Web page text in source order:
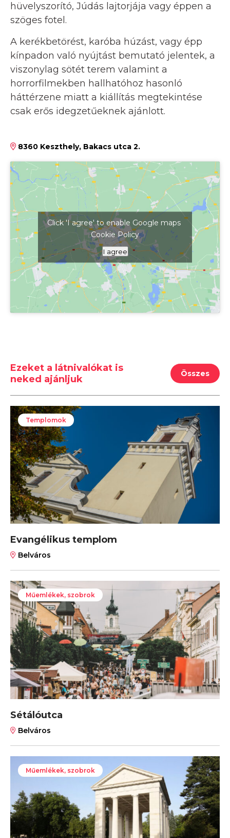
hüvelyszorító, Júdás lajtorjája vagy éppen a
szöges fotel.
A kerékbetörést, karóba húzást, vagy épp
kínpadon való nyújtást bemutató jelentek, a
viszonylag sötét terem valamint a
horrorfilmekben hallhatóhoz hasonló
háttérzene miatt a kiállítás megtekintése
csak erős idegzetűeknek ajánlott.
8360 Keszthely, Bakacs utca 2.
Kattints ide a térkép megjelenítéséhez
Click 'I agree' to enable Google maps
Cookie Policy
I agree
Ezeket a látnivalókat is
neked ajánljuk
Összes
Templomok
Evangélikus templom
Belváros
Műemlékek, szobrok
Sétálóutca
Belváros
Műemlékek, szobrok